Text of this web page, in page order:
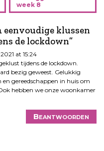
week 8
eenvoudige klussen
de lockdown”
at 15:24
tijdens de lockdown.
bezig geweest. Gelukkig
gereedschappen in huis om
hebben we onze woonkamer
Beantwoorden